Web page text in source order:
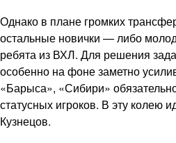
Однако в плане громких
остальные новички — либо
ребята из ВХЛ. Для решения
особенно на фоне заметно
«Барыса», «Сибири»
статусных игроков. В эту колею
Кузнецов.